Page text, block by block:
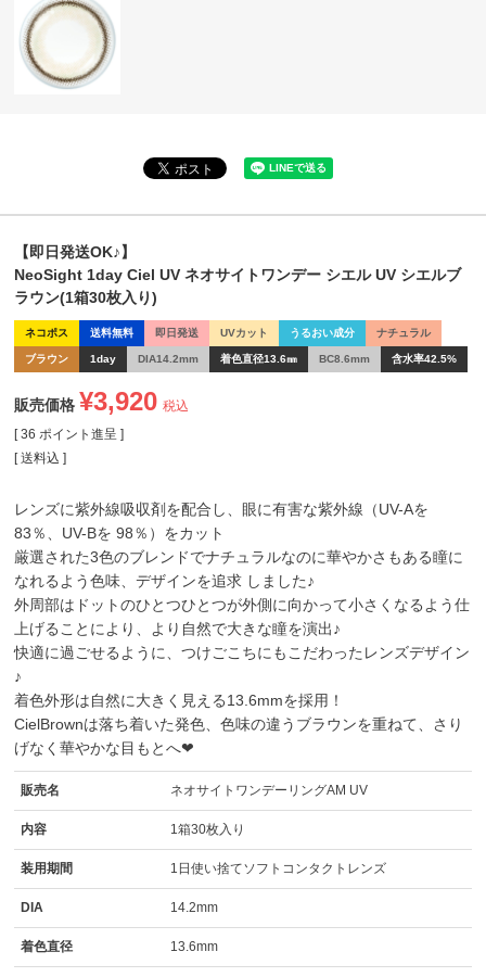
【即日発送OK♪】
NeoSight 1day Ciel UV ネオサイトワンデー シエル UV シエルブ
ラウン(1箱30枚入り)
ネコポス 送料無料 即日発送 UVカット うるおい成分 ナチュラル
ブラウン 1day DIA14.2mm 着色直径13.6㎜ BC8.6mm 含水率42.5%
販売価格 ¥3,920 税込
[ 36 ポイント進呈 ]
送料込
レンズに紫外線吸収剤を配合し、眼に有害な紫外線（UV-Aを
83％、UV-Bを 98％）をカット
厳選された3色のブレンドでナチュラルなのに華やかさもある瞳に
なれるよう色味、デザインを追求 しました♪
外周部はドットのひとつひとつが外側に向かって小さくなるよう仕
上げることにより、より自然で大きな瞳を演出♪
快適に過ごせるように、つけごこちにもこだわったレンズデザイン
♪
着色外形は自然に大きく見える13.6mmを採用！
CielBrownは落ち着いた発色、色味の違うブラウンを重ねて、さり
げなく華やかな目もとへ❤
販売名 ネオサイトワンデーリングAM UV
内容 1箱30枚入り
装用期間 1日使い捨てソフトコンタクトレンズ
DIA 14.2mm
着色直径 13.6mm